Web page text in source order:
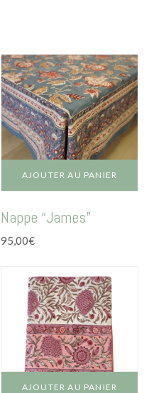
AJOUTER AU PANIER
Nappe “James”
95,00€
AJOUTER AU PANIER